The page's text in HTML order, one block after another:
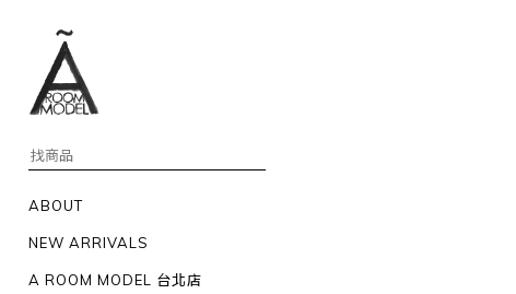
ABOUT
NEW ARRIVALS
A ROOM MODEL 台北店